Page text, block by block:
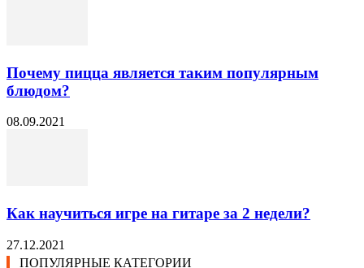
Почему пицца является таким популярным
блюдом?
08.09.2021
Как научиться игре на гитаре за 2 недели?
27.12.2021
ПОПУЛЯРНЫЕ КАТЕГОРИИ